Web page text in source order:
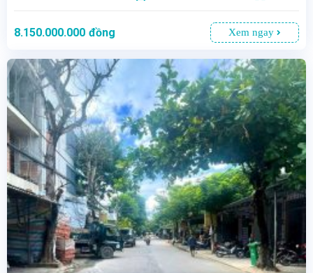
8.150.000.000 đồng Xem ngay